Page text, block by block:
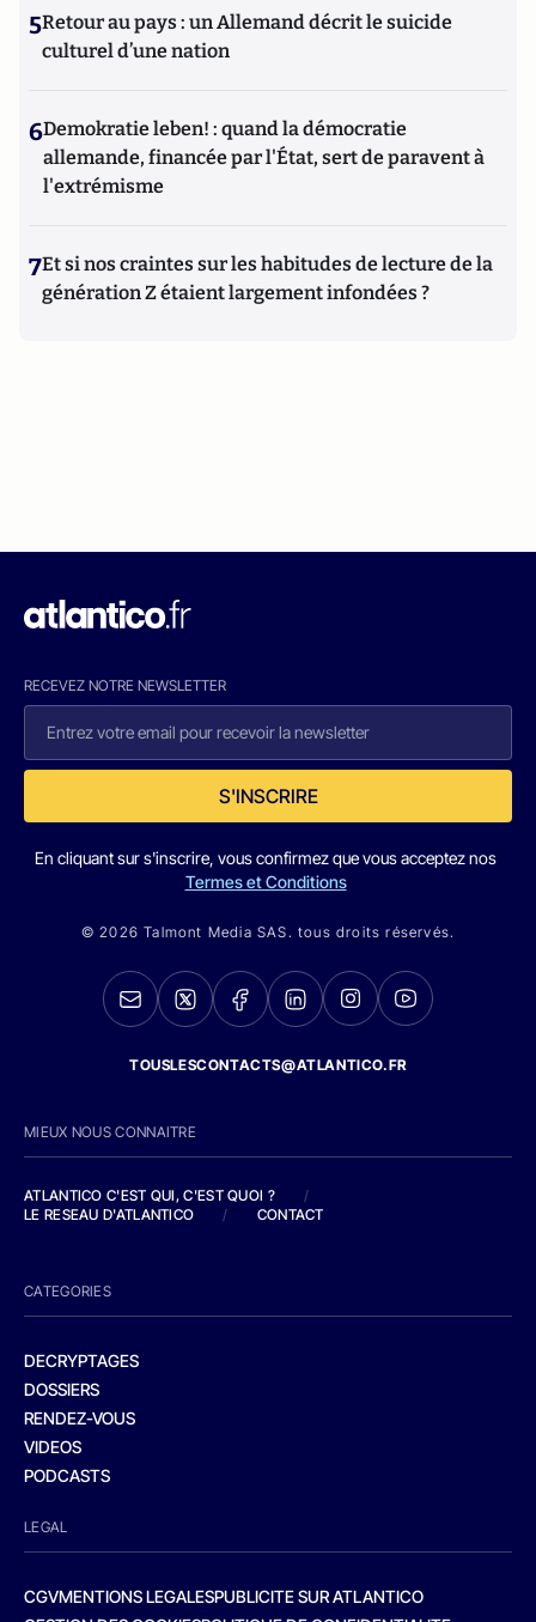
5Retour au pays : un Allemand décrit le suicide
culturel d’une nation
6Demokratie leben! : quand la démocratie
allemande, financée par l'État, sert de paravent à
l'extrémisme
7Et si nos craintes sur les habitudes de lecture de la
génération Z étaient largement infondées ?
RECEVEZ NOTRE NEWSLETTER
S'INSCRIRE
En cliquant sur s'inscrire, vous confirmez que vous acceptez nos
Termes et Conditions
© 2026 Talmont Media SAS. tous droits réservés.
TOUSLESCONTACTS@ATLANTICO.FR
MIEUX NOUS CONNAITRE
ATLANTICO C'EST QUI, C'EST QUOI ?
/
LE RESEAU D'ATLANTICO
/ CONTACT
CATEGORIES
DECRYPTAGES
DOSSIERS
RENDEZ-VOUS
VIDEOS
PODCASTS
LEGAL
CGVMENTIONS LEGALESPUBLICITE SUR ATLANTICO